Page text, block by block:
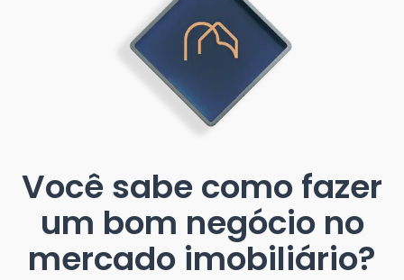
Você sabe como fazer
um bom negócio no
mercado imobiliário?